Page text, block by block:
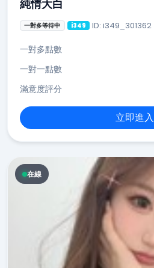
純情大白
一對多等待中 i349 ID: i349_301362
一對多點數
一對一點數
滿意度評分
立即進入
在線